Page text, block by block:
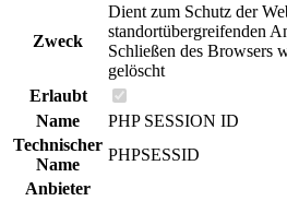
Zweck
Dient zum Schutz der
standortübergreifenden
Schließen des Browsers
gelöscht
Erlaubt
Name
PHP SESSION ID
Technischer
Name
PHPSESSID
Anbieter